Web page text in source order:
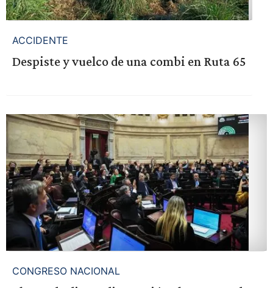
ACCIDENTE
Despiste y vuelco de una combi en Ruta 65
CONGRESO NACIONAL